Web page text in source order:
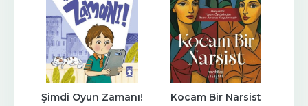
Şimdi Oyun Zamanı! Kocam Bir Narsist